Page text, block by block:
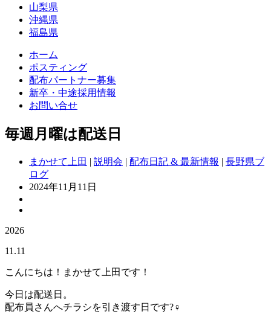
山梨県
沖縄県
福島県
ホーム
ポスティング
配布パートナー募集
新卒・中途採用情報
お問い合せ
毎週月曜は配送日
まかせて上田 | 説明会 | 配布日記 & 最新情報 | 長野県ブ
ログ
2024年11月11日
2026
11.11
こんにちは！まかせて上田です！
今日は配送日。
配布員さんへチラシを引き渡す日です?‍♀️